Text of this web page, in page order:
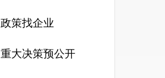
政策找企业
重大决策预公开